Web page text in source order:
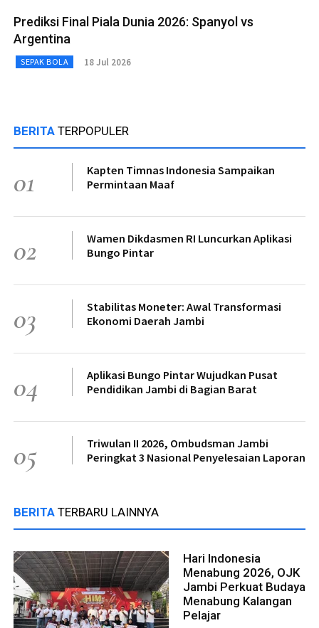
Prediksi Final Piala Dunia 2026: Spanyol vs
Argentina
SEPAK BOLA 18 Jul 2026
BERITA TERPOPULER
01
Kapten Timnas Indonesia Sampaikan
Permintaan Maaf
02
Wamen Dikdasmen RI Luncurkan Aplikasi
Bungo Pintar
03
Stabilitas Moneter: Awal Transformasi
Ekonomi Daerah Jambi
04
Aplikasi Bungo Pintar Wujudkan Pusat
Pendidikan Jambi di Bagian Barat
05
Triwulan II 2026, Ombudsman Jambi
Peringkat 3 Nasional Penyelesaian Laporan
BERITA TERBARU LAINNYA
Hari Indonesia
Menabung 2026, OJK
Jambi Perkuat Budaya
Menabung Kalangan
Pelajar